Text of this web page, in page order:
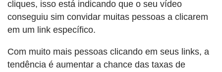
cliques, isso está indicando que o seu vídeo
conseguiu sim convidar muitas pessoas a clicarem
em um link específico.
Com muito mais pessoas clicando em seus links, a
tendência é aumentar a chance das taxas de